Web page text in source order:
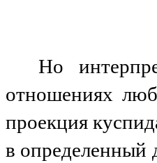
Но
отношениях
проекция
в определенный